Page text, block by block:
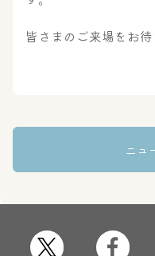
奈良わんぱくランド
皆さまのご来場をお待
ニュ